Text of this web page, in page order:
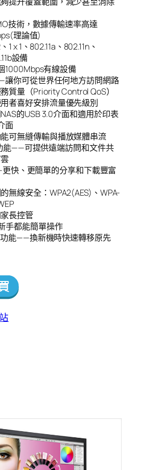
技術，數據傳輸速率高達
理論值)
1 x 1、802.11a、802.11n、
設備
1000Mbps有線設備
讓你可從世界任何地方訪問網路
質量（Priority Control QoS）
者喜好安排流量優先級別
的USB 3.0介面和適用於印表
面
可無縫傳輸與播放媒體串流
能——可提供遠端訪問和文件共
快、更簡單的分享和下載豐富
無線安全：WPA2(AES)、WPA-
長控管
手都能簡單操作
能——換新機時快速轉移原先